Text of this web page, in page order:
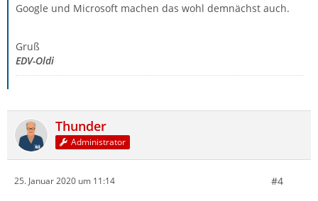
Google und Microsoft machen das wohl demnächst auch.
Gruß
EDV-Oldi
Thunder
Administrator
25. Januar 2020 um 11:14 #4